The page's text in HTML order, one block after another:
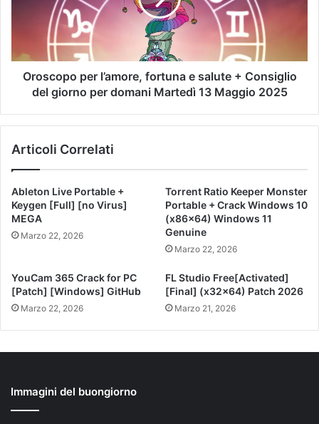
Oroscopo per l’amore, fortuna e salute + Consiglio
del giorno per domani Martedì 13 Maggio 2025
Articoli Correlati
Ableton Live Portable +
Keygen [Full] [no Virus]
MEGA
Marzo 22, 2026
Torrent Ratio Keeper Monster
Portable + Crack Windows 10
(x86x64) Windows 11
Genuine
Marzo 22, 2026
YouCam 365 Crack for PC
[Patch] [Windows] GitHub
Marzo 22, 2026
FL Studio Free[Activated]
[Final] (x32x64) Patch 2026
Marzo 21, 2026
Immagini del buongiorno